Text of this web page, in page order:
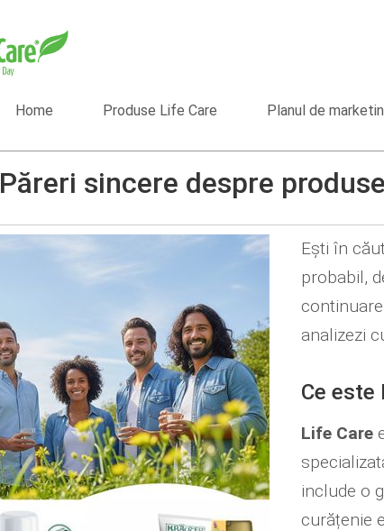
Home Produse Life Care Planul de
Păreri sincere despre
Ești în
probabil,
analizezi
Ce este
Life Care
include o
curățenie